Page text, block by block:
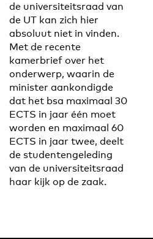
de universiteitsraad van
de UT kan zich hier
absoluut niet in vinden.
Met de recente
kamerbrief over het
onderwerp, waarin de
minister aankondigde
dat het bsa maximaal 30
ECTS in jaar één moet
worden en maximaal 60
ECTS in jaar twee, deelt
de studentengeleding
van de universiteitsraad
haar kijk op de zaak.